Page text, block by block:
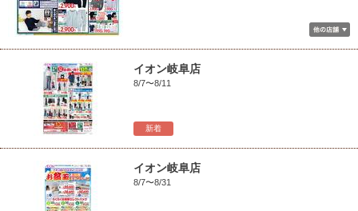
新着
イオン岐阜店
8/7〜8/11
イオン岐阜店
8/7〜8/31